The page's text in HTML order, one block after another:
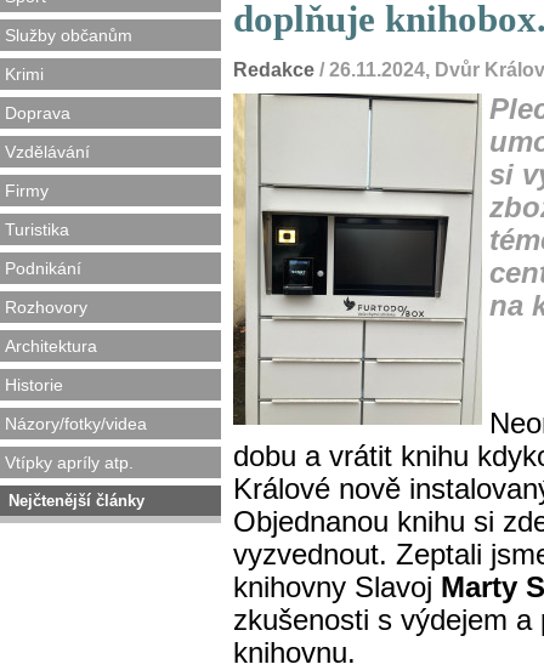
Služby občanům
Krimi
Doprava
Vzdělávání
Firmy
Turistika
Podnikání
Rozhovory
Architektura
Historie
Názory/fotky/videa
Vtípky apríly atp.
Nejčtenější články
doplňuje
Redakce / 26.11.2024, Dvůr
si
na
dobu a vrátit knihu
Králové nově
Objednanou knihu si
vyzvednout. Zeptali
knihovny Slavoj Marty
zkušenosti s výdejem
knihovnu.